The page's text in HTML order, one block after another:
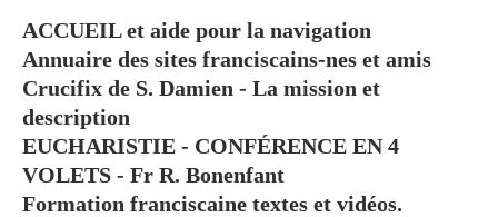
ACCUEIL et aide pour la navigation
Annuaire des sites franciscains-nes et amis
Crucifix de S. Damien - La mission et
description
EUCHARISTIE - CONFÉRENCE EN 4
VOLETS - Fr R. Bonenfant
Formation franciscaine textes et vidéos.